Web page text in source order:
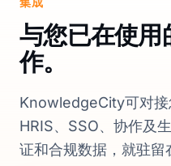
与您已在使用
作。
KnowledgeCity可对接
HRIS、SSO、协作及
证和合规数据，就驻留